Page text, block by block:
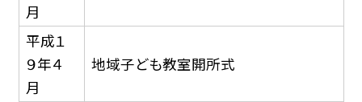
月
平成１
９年４
月
地域子ども教室開所式